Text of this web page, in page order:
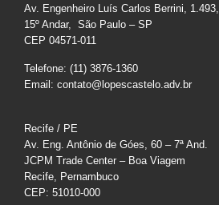
Av. Engenheiro Luís Carlos Berrini, 1.493,
15º Andar, São Paulo – SP
CEP 04571-011
Telefone: (11) 3876-1360
Email: contato@lopescastelo.adv.br
Recife / PE
Av. Eng. Antônio de Góes, 60 – 7ª And.
JCPM Trade Center – Boa Viagem
Recife, Pernambuco
CEP: 51010-000